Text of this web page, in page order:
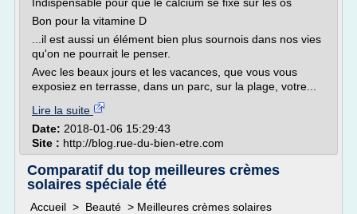
Bon pour la vitamine D
...il est aussi un élément bien plus sournois dans nos vies
qu'on ne pourrait le penser.
Avec les beaux jours et les vacances, que vous vous
exposiez en terrasse, dans un parc, sur la plage, votre...
Lire la suite
Date: 2018-01-06 15:29:43
Site : http://blog.rue-du-bien-etre.com
Comparatif du top meilleures crèmes
solaires spéciale été
Accueil > Beauté > Meilleures crèmes solaires